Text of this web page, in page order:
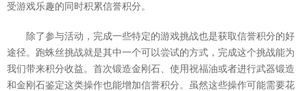
受游戏乐趣的同时积累信誉积分。
除了参与活动，完成一些特定的游戏挑战也是获取信誉积分的好
途径。跑蛛丝挑战就是其中一个可以尝试的方式，完成这个挑战能为
我们带来积分收益。首次锻造金刚石、使用祝福油或者进行武器锻造
和金刚石鉴定这类操作也能增加信誉积分。虽然这些操作可能需要花